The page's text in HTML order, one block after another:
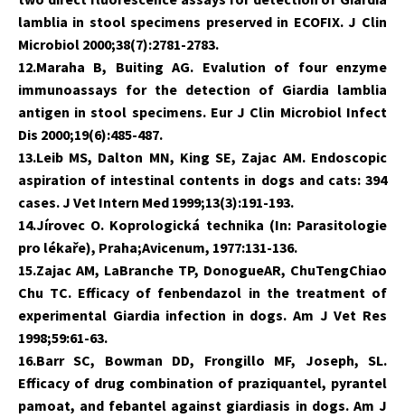
lamblia in stool specimens preserved in ECOFIX. J Clin
Microbiol 2000;38(7):2781-2783.
12.Maraha B, Buiting AG. Evalution of four enzyme
immunoassays for the detection of Giardia lamblia
antigen in stool specimens. Eur J Clin Microbiol Infect
Dis 2000;19(6):485-487.
13.Leib MS, Dalton MN, King SE, Zajac AM. Endoscopic
aspiration of intestinal contents in dogs and cats: 394
cases. J Vet Intern Med 1999;13(3):191-193.
14.Jírovec O. Koprologická technika (In: Parasitologie
pro lékaře), Praha;Avicenum, 1977:131-136.
15.Zajac AM, LaBranche TP, DonogueAR, ChuTengChiao
Chu TC. Efficacy of fenbendazol in the treatment of
experimental Giardia infection in dogs. Am J Vet Res
1998;59:61-63.
16.Barr SC, Bowman DD, Frongillo MF, Joseph, SL.
Efficacy of drug combination of praziquantel, pyrantel
pamoat, and febantel against giardiasis in dogs. Am J